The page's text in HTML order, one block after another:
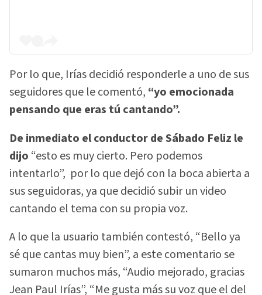
Por lo que, Irías decidió responderle a uno de sus
seguidores que le comentó, “yo emocionada
pensando que eras tú cantando”.
De inmediato el conductor de Sábado Feliz le
dijo “esto es muy cierto. Pero podemos
intentarlo”, por lo que dejó con la boca abierta a
sus seguidoras, ya que decidió subir un video
cantando el tema con su propia voz.
A lo que la usuario también contestó, “Bello ya
sé que cantas muy bien”, a este comentario se
sumaron muchos más, “Audio mejorado, gracias
Jean Paul Irías”, “Me gusta más su voz que el del